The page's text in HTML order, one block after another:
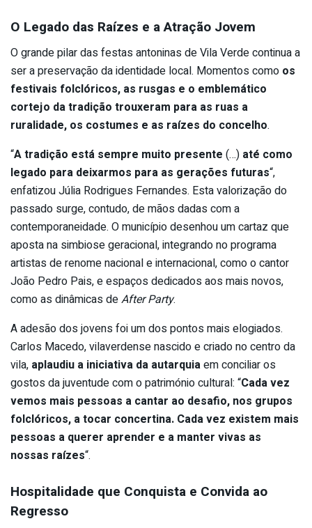
O Legado das Raízes e a Atração Jovem
O grande pilar das festas antoninas de Vila Verde continua a
ser a preservação da identidade local. Momentos como os
festivais folclóricos, as rusgas e o emblemático
cortejo da tradição trouxeram para as ruas a
ruralidade, os costumes e as raízes do concelho.
“A tradição está sempre muito presente (…) até como
legado para deixarmos para as gerações futuras“,
enfatizou Júlia Rodrigues Fernandes. Esta valorização do
passado surge, contudo, de mãos dadas com a
contemporaneidade. O município desenhou um cartaz que
aposta na simbiose geracional, integrando no programa
artistas de renome nacional e internacional, como o cantor
João Pedro Pais, e espaços dedicados aos mais novos,
como as dinâmicas deAfter Party.
A adesão dos jovens foi um dos pontos mais elogiados.
Carlos Macedo, vilaverdense nascido e criado no centro da
vila, aplaudiu a iniciativa da autarquiaem conciliar os
gostos da juventude com o património cultural: “Cada vez
vemos mais pessoas a cantar ao desafio, nos grupos
folclóricos, a tocar concertina. Cada vez existem mais
pessoas a querer aprender e a manter vivas as
nossas raízes“.
Hospitalidade que Conquista e Convida ao
Regresso